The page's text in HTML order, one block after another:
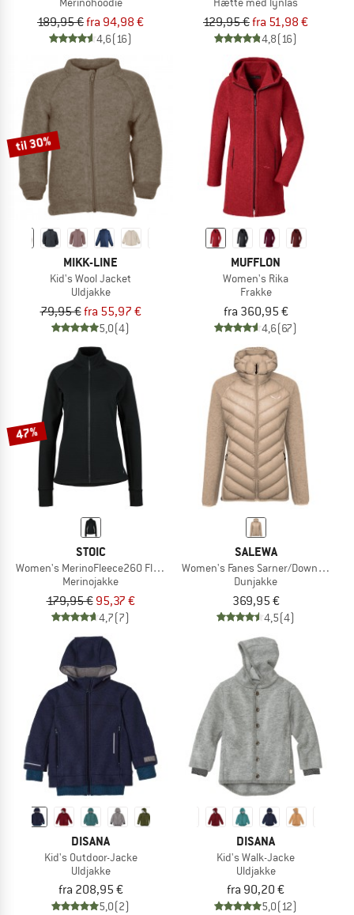
189,95 €fra 94,98 €
4,6(16)
129,95 €fra 51,98 €
4,8(16)
til 30%
MIKK-LINE
Kid's Wool Jacket
Uldjakke
79,95 €fra 55,97 €
5,0(4)
MUFFLON
Women's Rika
Frakke
fra 360,95 €
4,6(67)
47%
STOIC
Women's MerinoFleece260 FlenSt. Jacket
Merinojakke
179,95 € 95,37 €
4,7(7)
SALEWA
Women's Fanes Sarner/Down
Dunjakke
369,95 €
4,5(4)
DISANA
Kid's Outdoor-Jacke
Uldjakke
fra 208,95 €
5,0(2)
DISANA
Kid's Walk-Jacke
Uldjakke
fra 90,20 €
5,0(12)